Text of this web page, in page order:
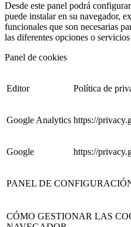
Desde este panel podrá
puede instalar en su navegador,
funcionales que son necesarias
las diferentes opciones o
Panel de cookies
Editor Política de
Google Analytics https://
Google https://
PANEL DE
CÓMO GESTIONAR LAS